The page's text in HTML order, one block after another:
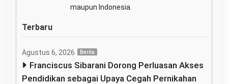
maupun Indonesia.
Terbaru
Agustus 6, 2026 Berita
Franciscus Sibarani Dorong Perluasan Akses
Pendidikan sebagai Upaya Cegah Pernikahan